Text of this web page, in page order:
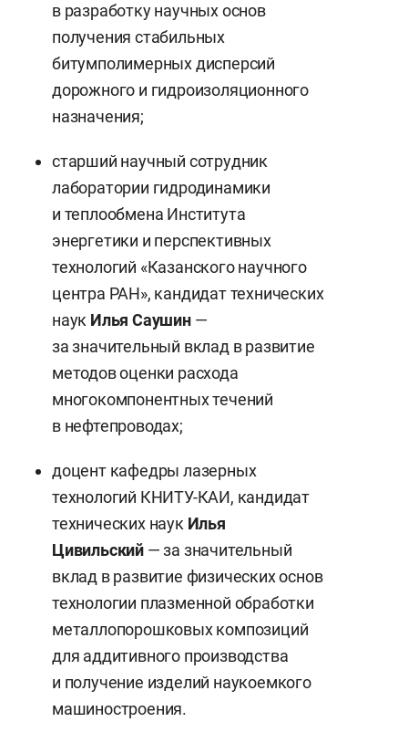
в разработку научных основ
получения стабильных
битумполимерных дисперсий
дорожного и гидроизоляционного
назначения;
старший научный сотрудник
лаборатории гидродинамики
и теплообмена Института
энергетики и перспективных
технологий «Казанского научного
центра РАН», кандидат технических
наук Илья Саушин—
за значительный вклад в развитие
методов оценки расхода
многокомпонентных течений
в нефтепроводах;
доцент кафедры лазерных
технологий КНИТУ-КАИ, кандидат
технических наук Илья
Цивильский — за значительный
вклад в развитие физических основ
технологии плазменной обработки
металлопорошковых композиций
для аддитивного производства
и получение изделий наукоемкого
машиностроения.